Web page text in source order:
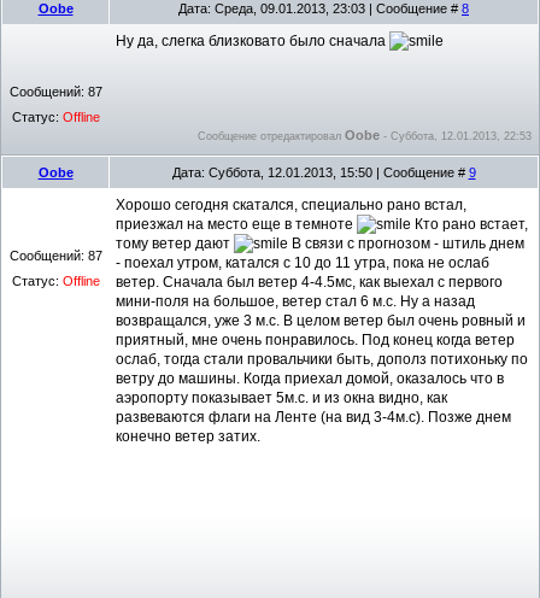
Oobe Дата: Среда, 09.01.2013, 23:03 | Сообщение # 8
Сообщений: 87
Статус: Offline
Ну да, слегка близковато было сначала
Сообщение отредактировал Oobe - Суббота, 12.01.2013, 22:53
Oobe Дата: Суббота, 12.01.2013, 15:50 | Сообщение # 9
Сообщений: 87
Статус: Offline
Хорошо сегодня скатался, специально рано встал,
приезжал на место еще в темноте
Кто рано встает,
тому ветер дают
В связи с прогнозом - штиль днем
- поехал утром, катался с 10 до 11 утра, пока не ослаб
ветер. Сначала был ветер 4-4.5мс, как выехал с первого
мини-поля на большое, ветер стал 6 м.с. Ну а назад
возвращался, уже 3 м.с. В целом ветер был очень ровный и
приятный, мне очень понравилось. Под конец когда ветер
ослаб, тогда стали провальчики быть, дополз потихоньку по
ветру до машины. Когда приехал домой, оказалось что в
аэропорту показывает 5м.с. и из окна видно, как
развеваются флаги на Ленте (на вид 3-4м.с). Позже днем
конечно ветер затих.